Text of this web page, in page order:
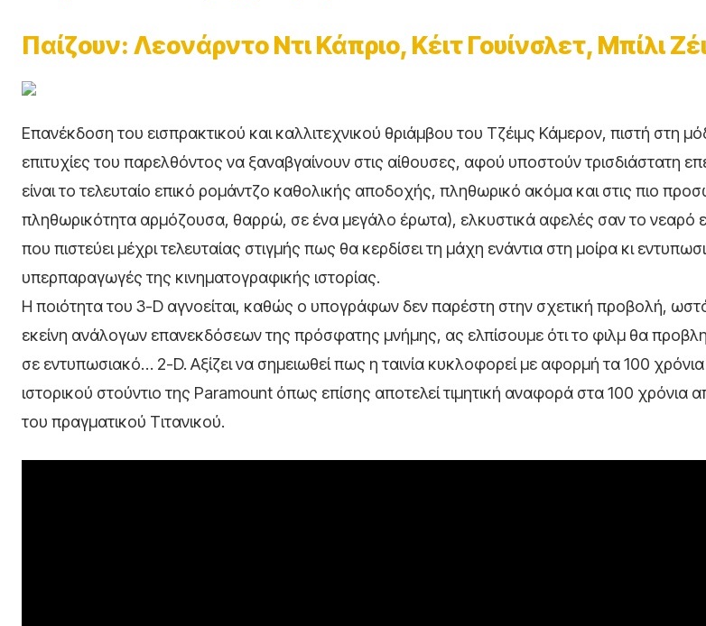
Παίζουν: Λεονάρντο Ντι Κάπριο, Κέιτ Γουίνσλετ, Μπίλι
Eπανέκδοση του εισπρακτικού και καλλιτεχνικού θριάμβου του Τζέιμς Κάμερον, πιστή στη
επιτυχίες του παρελθόντος να ξαναβγαίνουν στις αίθουσες, αφού υποστούν τρισδιάστατη
είναι το τελευταίο επικό ρομάντζο καθολικής αποδοχής, πληθωρικό ακόμα και στις πιο
πληθωρικότητα αρμόζουσα, θαρρώ, σε ένα μεγάλο έρωτα), ελκυστικά αφελές σαν το νεαρό
που πιστεύει μέχρι τελευταίας στιγμής πως θα κερδίσει τη μάχη ενάντια στη μοίρα κι
υπερπαραγωγές της κινηματογραφικής ιστορίας.
Η ποιότητα του 3-D αγνοείται, καθώς ο υπογράφων δεν παρέστη στην σχετική προβολή,
εκείνη ανάλογων επανεκδόσεων της πρόσφατης μνήμης, ας ελπίσουμε ότι το φιλμ θα
σε εντυπωσιακό… 2-D. Αξίζει να σημειωθεί πως η ταινία κυκλοφορεί με αφορμή τα 100
ιστορικού στούντιο της Paramount όπως επίσης αποτελεί τιμητική αναφορά στα 100 χρόνια
του πραγματικού Τιτανικού.